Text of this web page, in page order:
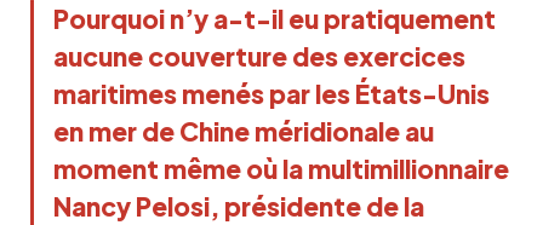
Pourquoi n’y a-t-il eu pratiquement
aucune couverture des exercices
maritimes menés par les États-Unis
en mer de Chine méridionale au
moment même où la multimillionnaire
Nancy Pelosi, présidente de la